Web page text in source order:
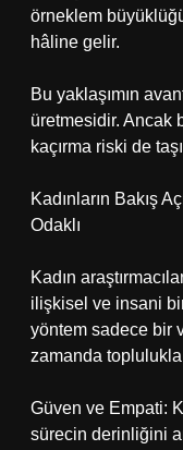
örneklem
hâline gelir.
Bu yaklaşımın
üretmesidir. Ancak
kaçırma riski de
Kadınların Bakış
Odaklı
Kadın
ilişkisel ve insani
yöntem sadece bir
zamanda
Güven ve Empati:
sürecin derinliğini